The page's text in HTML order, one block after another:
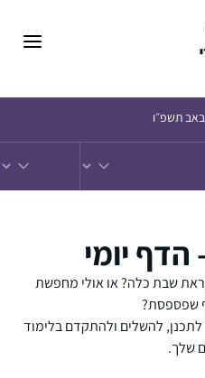
באב תשפ״ו
יומי
שבת כלה? או אולי מחפשת
שפספסת?
לתכנן, להשלים ולהתקדם בלימוד
שלך.